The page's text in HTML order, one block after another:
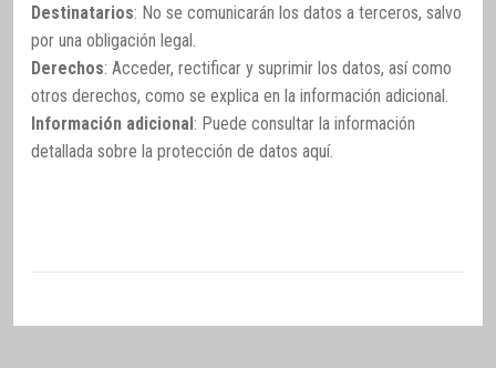
Destinatarios: No se comunicarán los datos a terceros, salvo
por una obligación legal.
Derechos: Acceder, rectificar y suprimir los datos, así como
otros derechos, como se explica en la información adicional.
Información adicional: Puede consultar la información
detallada sobre la protección de datos aquí.